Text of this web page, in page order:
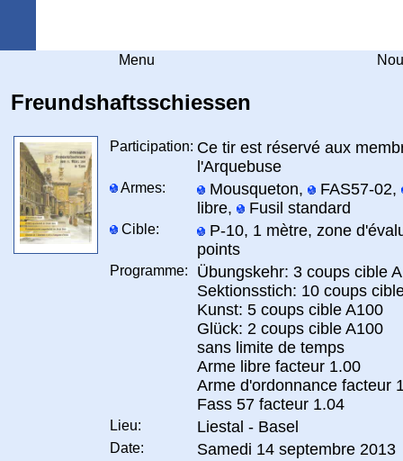
Menu
Freundshaftsschiessen
Participation: Ce tir est réservé aux
l'Arquebuse
Armes: Mousqueton,
FAS57-02,
libre,
Fusil standard
Cible:
P-10, 1 mètre, zone
points
Programme:
Übungskehr: 3 coups cible
Sektionsstich: 10 coups
Kunst: 5 coups cible A100
Glück: 2 coups cible A100
sans limite de temps
Arme libre facteur 1.00
Arme d'ordonnance facteur
Fass 57 facteur 1.04
Lieu: Liestal - Basel
Date: Samedi 14 septembre 2013